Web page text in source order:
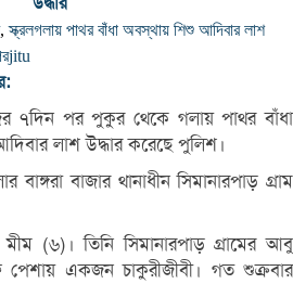
,স্ক্রলগলায় পাথর বাঁধা অবস্থায় শিশু আদিবার লাশ
jitu
৭দিন পর পুকুর থেকে গলায় পাথর বাঁধা
লাশ উদ্ধার করেছে পুলিশ।
বাজার থানাধীন সিমানারপাড় গ্রাম
(৬)। তিনি সিমানারপাড় গ্রামের আবু
পেশায় একজন চাকুরীজীবী। গত শুক্রবার